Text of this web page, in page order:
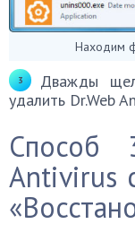
Находим
Дважды
удалить Dr.Web
Способ
Antivirus